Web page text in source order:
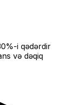
%-i qədərdir
və dəqiq